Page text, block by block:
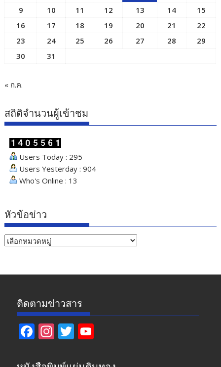
9
10 11 12 13 14
15
16
17 18 19 20 21
22
23
24 25 26 27 28
29
30
31
« ก.ค.
สถิติจำนวนผู้เข้าชม
Users Today : 295
Users Yesterday : 904
Who's Online : 13
หัวข้อข่าว
หัวข้อ
ติดตามข่าวสาร
F In T